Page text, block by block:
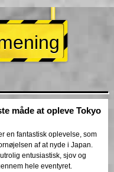
måde at opleve Tokyo
en fantastisk oplevelse, som
af at nyde i Japan.
entusiastisk, sjov og
hele eventyret.